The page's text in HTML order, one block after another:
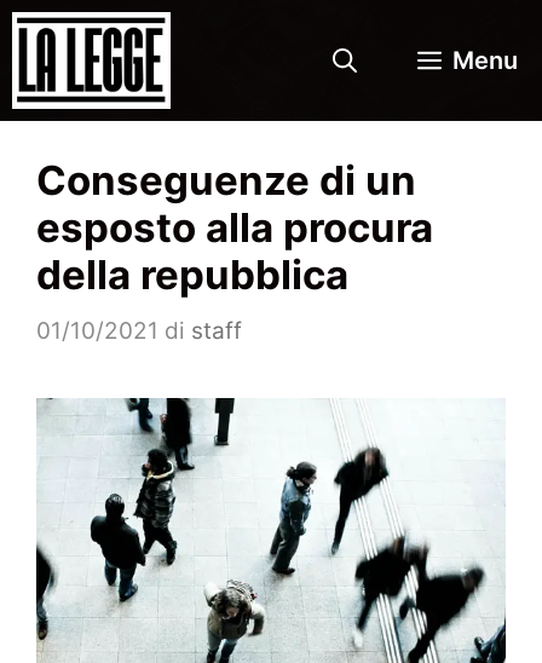
Vai
contenuto
Menu
Conseguenze di un
esposto alla procura
della repubblica
01/10/2021 di staff